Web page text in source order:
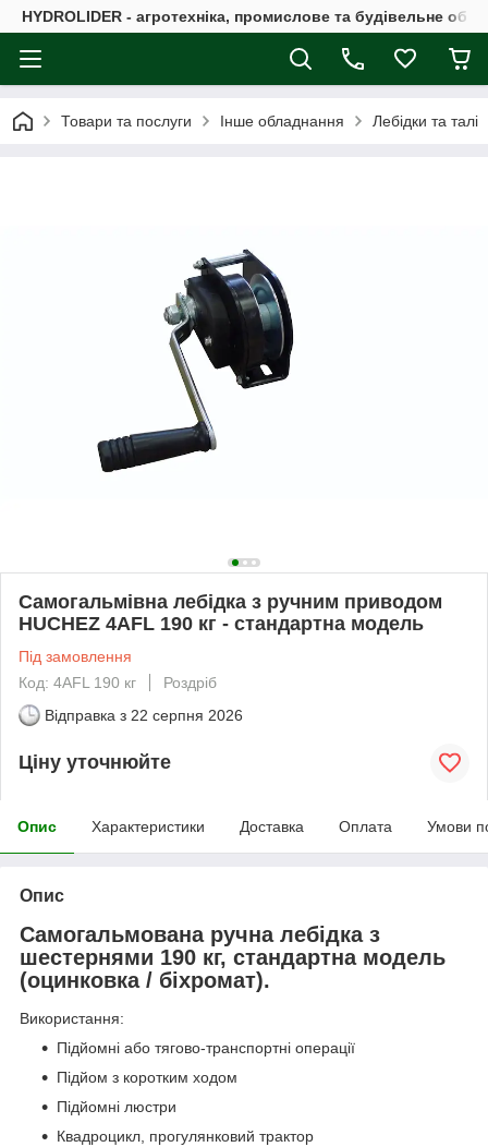
HYDROLIDER - агротехніка, промислове та будівельне
Товари та послуги Інше обладнання Лебідки та талі
Самогальмівна лебідка з ручним приводом
HUCHEZ 4AFL 190 кг - стандартна модель
Під замовлення
Код: 4AFL 190 кг
Роздріб
Відправка з 22 серпня 2026
Ціну уточнюйте
Опис Характеристики Доставка Оплата Умови
Опис
Самогальмована ручна лебідка з
шестернями 190 кг, стандартна модель
(оцинковка / біхромат).
Використання:
Підйомні або тягово-транспортні операції
Підйом з коротким ходом
Підйомні люстри
Квадроцикл, прогулянковий трактор